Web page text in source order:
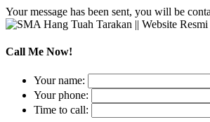
Your message has been sent, you will be
Call Me Now!
Your name:
Your phone:
Time to call: